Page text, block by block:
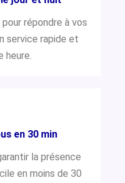
répondre à vos
service rapide et
heure.
en 30 min
la présence
en moins de 30